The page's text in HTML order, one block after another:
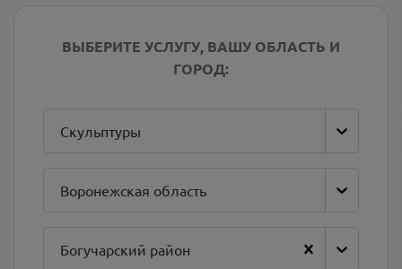
ВЫБЕРИТЕ УСЛУГУ, ВАШУ ОБЛАСТЬ И
ГОРОД:
Скульптуры
Воронежская область
Богучарский район